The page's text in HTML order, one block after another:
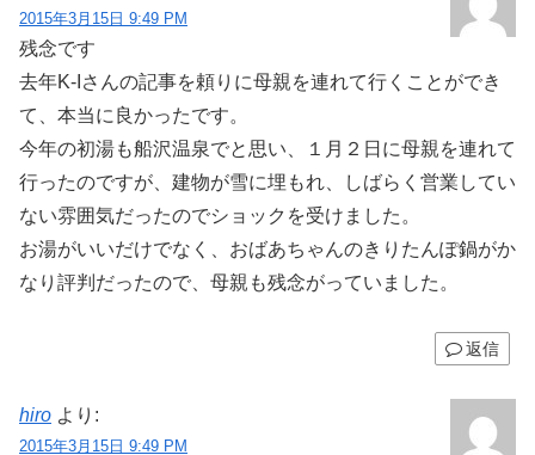
2015年3月15日 9:49 PM
残念です
去年K-Iさんの記事を頼りに母親を連れて行くことができ
て、本当に良かったです。
今年の初湯も船沢温泉でと思い、１月２日に母親を連れて
行ったのですが、建物が雪に埋もれ、しばらく営業してい
ない雰囲気だったのでショックを受けました。
お湯がいいだけでなく、おばあちゃんのきりたんぽ鍋がか
なり評判だったので、母親も残念がっていました。
返信
hiro より:
2015年3月15日 9:49 PM